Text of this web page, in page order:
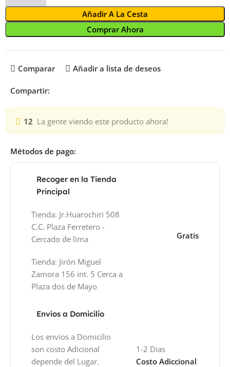
Añadir A La Cesta
Comprar Ahora
Comparar Añadir a lista de deseos
Compartir:
12 La gente viendo este producto ahora!
Métodos de pago:
Recoger en la Tienda
Principal
Tienda: Jr.Huarochiri 508
C.C. Plaza Ferretero -
Cercado de lima
Tienda: Jirón Miguel
Zamora 156 int. 5 Cerca a
Plaza dos de Mayo
Gratis
Envíos a Domicilio
Los envíos a Domicilio
son costo Adicional
depende del Lugar.
1-2 Dias
Costo Adiccional